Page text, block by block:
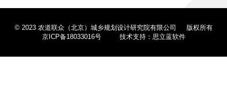
© 2023 农道联众（北京）城乡规划设计研究院有限公司 版权所有
京ICP备18033016号
技术支持：思立蓝软件